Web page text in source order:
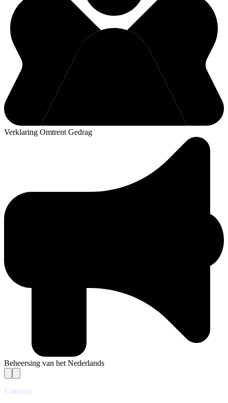
Verklaring Omtrent Gedrag
Beheersing van het Nederlands
Contact